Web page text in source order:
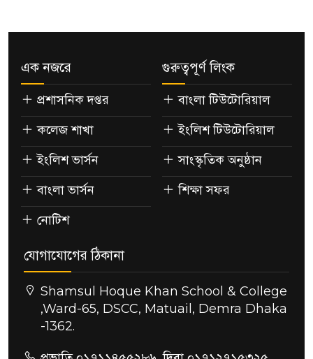
এক নজরে
প্রশাসনিক দপ্তর
কলেজ শাখা
ইংলিশ ভার্সন
বাংলা ভার্সন
নোটিশ
গুরুত্বপূর্ণ লিংক
বাংলা টিউটোরিয়াল
ইংলিশ টিউটোরিয়াল
সাংস্কৃতিক অনুষ্ঠান
শিক্ষা সফর
যোগাযোগের ঠিকানা
Shamsul Hoque Khan School & College
,Ward-65, DSCC, Matuail, Demra Dhaka
-1362.